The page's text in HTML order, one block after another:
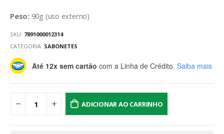
Peso: 90g (uso externo)
SKU: 7891000012314
CATEGORIA: SABONETES
Até 12x sem cartão com a Linha de Crédito. Saiba mais
ADICIONAR AO CARRINHO